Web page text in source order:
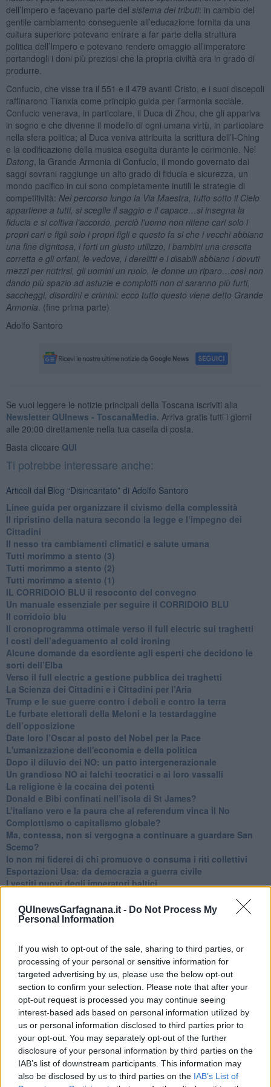
QUInewsGarfagnana.it - Do Not Process My
Personal Information
If you wish to opt-out of the sale, sharing to third parties, or
processing of your personal or sensitive information for
targeted advertising by us, please use the below opt-out
section to confirm your selection. Please note that after your
opt-out request is processed you may continue seeing
interest-based ads based on personal information utilized by
us or personal information disclosed to third parties prior to
your opt-out. You may separately opt-out of the further
disclosure of your personal information by third parties on the
IAB’s list of downstream participants. This information may
also be disclosed by us to third parties on the IAB’s List of
dell’Impero e facevano parte del sistema dei tributi: in cambio del
gentile cambiamento conseguente all’educazione fornita da una
cultura superiore potevano entrare a far parte della struttura
politica dell’Impero e potevano rendere omaggio all’imperatore
portandogli i doni più preziosi che la propria civiltà era in grado di
produrre.
Confucio, che visse tra il 551 e il 479 avanti Cristo, e i suoi discepoli
raffinarono Tianxia come principio guida per l’armonia sociale.
Confucio venerava, in particolare, il Duca di Zhou, che gli appariva
in sogno e che divenne il modello di ogni umana virtù, in particolare
nella sfera politica; al Duca veniva attribuita la scrittura dell’I-Ching
e la codificazione della musica eseguita durante le cerimonie. Nel
Datong, la Grande Armonia di Confucio, il mondo governato dai
saggi sovrani raggiunge un alto grado di fiducia e sicurezza, un
mondo pacifico in cui sono completamente inutili le strategie di
competitività: Nel percorso lungo la Via Maestra, tutto sotto il Cielo
appartiene a tutti, si sceglie il saggio e il capace…si insegna la
fiducia e si coltiva l’accordo, perciò l’uomo non ritiene cari solo i
propri cari e figli solo i propri figli e questo fa si che i vecchi abbiano
una fine dignitosa, i forti un giusto utilizzo, i bambini una crescita
corretta e gli orfani, le vedove, i derelitti e i disabili abbiano i dovuti
mezzi per nutrirsi, gli uomini un ruolo, le donne un riparo…così non
dando più spazio ad astuzie e complotti non ci saranno più furti,
saccheggi, disordini e crimini: ecco tutto questo viene detto Grande
Armonia . (fine prima parte)
Adolfo Santoro
Se vuoi leggere le notizie principali della Toscana iscriviti alla
Newsletter QUInews - ToscanaMedia. Arriva gratis tutti i giorni
alle 20:00 direttamente nella tua casella di posta.
Basta cliccare QUI
Ti potrebbe interessare anche:
Articoli dal Blog “Disincantato” di Adolfo Santoro
​Linee guida per organizzare il civismo della complessità
​Il ripristino della natura secondo la legge e l’impegno dei
Cittadini
Il nesso tra cambiamenti climatici e salute umana
Tutti morimmo a stento (3)
Tutti morimmo a stento (2)
​Tutti morimmo a stento (1)
IL CORRIDOIO BLU il resoconto del convegno
Un manuale essenziale per seguire il CORRIDOIO BLU
Il corridoio blu
​Il cronoprogramma ottimale verso il full electric sui traghetti
​I costi dell’adeguamento al cold ironing
Alcune domande da esordiente agli esperti che decidono le
sorti dell’Elba
Verso il full electric a gestione pubblica dei traghetti​
​La Scienza dei Cittadini e i Cittadini per l’Aria
Trump e le sue guerre contro i deboli e contro la terra
​Le furbate elettorali della Meloni e la testardaggine
dell’opposizione
​Date loro l’Oscar al posto del Nobel per la Pace
L'umanizzazione dell'economia e della politica
​Dopo il diluvio dei NO: un patto intergenerazionale
​Un grandioso NO ai falchi teocratici e ai loro vassalli
La religione è la cocaina dei potenti
Donald e Bibi confinati nell’isola di St James?
L’italiano vero e la paura che al referendum vinca il No
​Complottismo o capitalismo globale?
​Ma, contessa, non si vergogna a continuare a guardare San
Scemo?
​Io non mi fiderei di chi promuove o consuma i riti collettivi
Esportazioni Usa: da democrazia a guerra civile
​I vestiti nuovi degli imperatori baltici
​Il Wild West di Trump
​La depressione infantile di Roger Waters e la propaganda di
​La disinformazione climatica veicolata dai media
Senza una Retta Visione l’Uomo è un automa
​La propaganda bellica nostrana vs l’hasbarà dei sionisti
​La cleptocrazia e lo studio sociologico della propaganda di
guerra
​Uccidere per gioco: il cacciatore e chi vuole armarsi
​La Cop 30 di Belem giorno per giorno
La Cop 30, i crimini e i misfatti verso la vita sulla terra
Arrostire il pianeta: le grandi emissioni della carne e dei
latticini
​Cop 30, uragani e riconversione delle spese militari
La responsabilità storica della morte sulla terra